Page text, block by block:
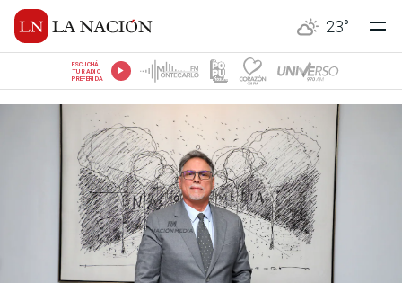
23°
ESCUCHÁ
TU RADIO
PREFERIDA